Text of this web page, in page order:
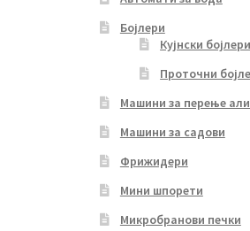
Бојлери
Кујнски бојлери
Проточни
Машини за перење
Машини за садови
Фрижидери
Мини шпорети
Микробранови печки